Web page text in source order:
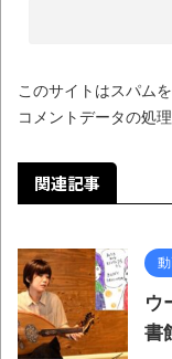
まるで
しい仕事観
見ている
Powered by
このサイトはスパム
コメントデータの処
関連記事
ウ
書